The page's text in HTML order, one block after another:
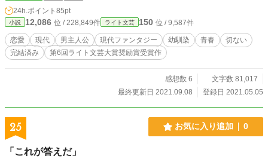
24h.ポイント 85pt
小説 12,086 位 / 228,849件 ライト文芸 150 位 / 9,587件
恋愛 現代 男主人公 現代ファンタジー 幼馴染 青春
切ない
完結済み
第6回ライト文芸大賞奨励賞受賞作
感想数 6
文字数 81,017
最終更新日 2021.09.08
登録日 2021.05.05
25 お気に入り追加 0
「これが答えだ」